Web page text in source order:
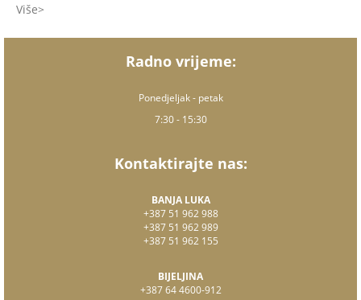
Više
Radno vrijeme:
Ponedjeljak - petak
7:30 - 15:30
Kontaktirajte nas:
BANJA LUKA
+387 51 962 988
+387 51 962 989
+387 51 962 155
BIJELJINA
+387 64 4600-912